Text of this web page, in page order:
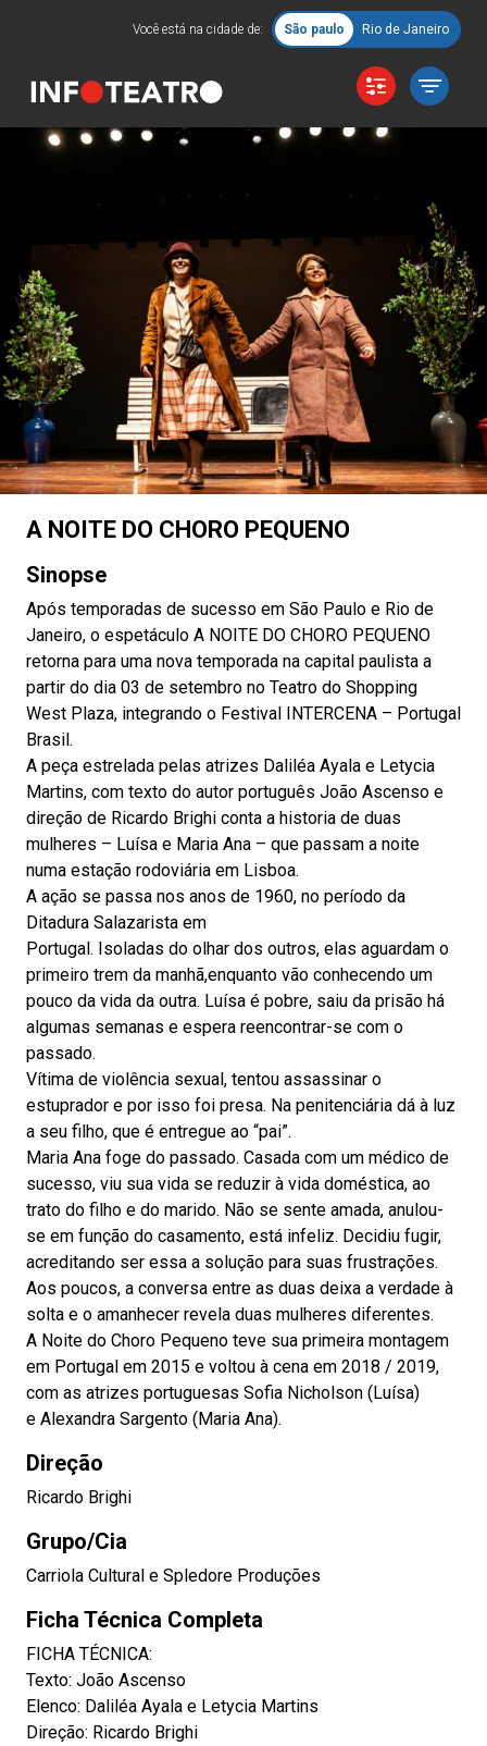
Você está na cidade de: São paulo Rio de Janeiro
A NOITE DO CHORO PEQUENO
Sinopse
Após temporadas de sucesso em São Paulo e Rio de
Janeiro, o espetáculo A NOITE DO CHORO PEQUENO
retorna para uma nova temporada na capital paulista a
partir do dia 03 de setembro no Teatro do Shopping
West Plaza, integrando o Festival INTERCENA – Portugal
Brasil.
A peça estrelada pelas atrizes Daliléa Ayala e Letycia
Martins, com texto do autor português João Ascenso e
direção de Ricardo Brighi conta a historia de duas
mulheres – Luísa e Maria Ana – que passam a noite
numa estação rodoviária em Lisboa.
A ação se passa nos anos de 1960, no período da
Ditadura Salazarista em
Portugal. Isoladas do olhar dos outros, elas aguardam o
primeiro trem da manhã,enquanto vão conhecendo um
pouco da vida da outra. Luísa é pobre, saiu da prisão há
algumas semanas e espera reencontrar-se com o
passado.
Vítima de violência sexual, tentou assassinar o
estuprador e por isso foi presa. Na penitenciária dá à luz
a seu filho, que é entregue ao “pai”.
Maria Ana foge do passado. Casada com um médico de
sucesso, viu sua vida se reduzir à vida doméstica, ao
trato do filho e do marido. Não se sente amada, anulou-
se em função do casamento, está infeliz. Decidiu fugir,
acreditando ser essa a solução para suas frustrações.
Aos poucos, a conversa entre as duas deixa a verdade à
solta e o amanhecer revela duas mulheres diferentes.
A Noite do Choro Pequeno teve sua primeira montagem
em Portugal em 2015 e voltou à cena em 2018 / 2019,
com as atrizes portuguesas Sofia Nicholson (Luísa)
e Alexandra Sargento (Maria Ana).
Direção
Ricardo Brighi
Grupo/Cia
Carriola Cultural e Spledore Produções
Ficha Técnica Completa
FICHA TÉCNICA:
Texto: João Ascenso
Elenco: Daliléa Ayala e Letycia Martins
Direção: Ricardo Brighi